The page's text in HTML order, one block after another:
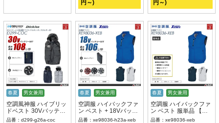
円～) 円～)
春夏 男女兼用
空調風神服 ハイブリッ
ドベスト 30Vバッテリ
ー + ファンset 【D299-
品番：d299-g26a-coc
春夏 男女兼用
空調服 ハイバックファ
ン ベスト + 18Vバッテ
リー + ファン set 【
品番：xe98036-h23a-xeb
春夏 男女兼用
空調服 ハイバックファ
ン ベスト 服単品 【
XE98036-XEB 】
品番：xe98036-xeb